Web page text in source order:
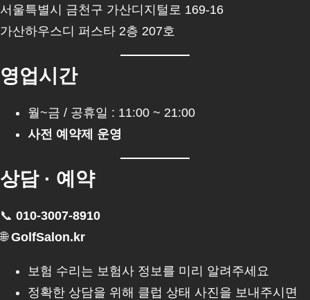
서울특별시 금천구 가산디지털로 169-16
가산하우스디 퍼스타 2층 207호
영업시간
월~금 / 공휴일 : 11:00 ~ 21:00
사전 예약제 운영
상담 · 예약
📞 010-3007-8910
🌐GolfSalon.kr
보험 수리는 보험사 정보를 미리 알려주세요
정확한 상담을 위해 클럽 상태 사진을 보내주시면